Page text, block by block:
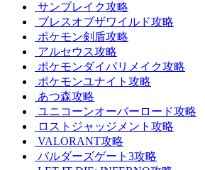
サンブレイク攻略
ブレスオブザワイルド攻略
ポケモン剣盾攻略
アルセウス攻略
ポケモンダイパリメイク攻略
ポケモンユナイト攻略
あつ森攻略
ユニコーンオーバーロード攻略
ロストジャッジメント攻略
VALORANT攻略
バルダーズゲート3攻略